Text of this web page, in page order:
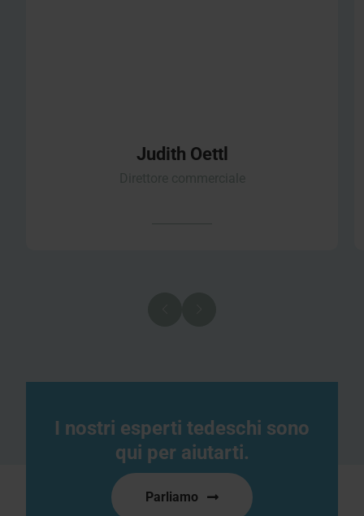
Judith Oettl
I nostri esperti tedeschi sono
qui per aiutarti.
Parliamo